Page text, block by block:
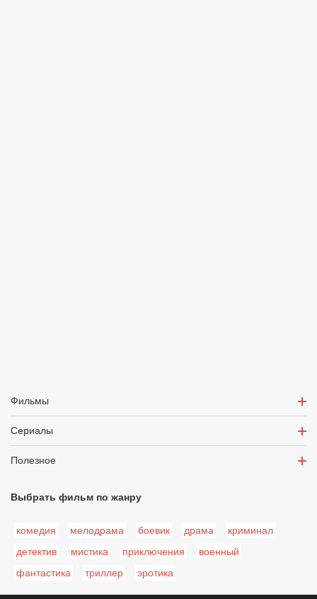
Фильмы
Сериалы
Полезное
Выбрать фильм по жанру
комедия мелодрама боевик драма
криминал
детектив
мистика приключения
военный
фантастика
триллер эротика